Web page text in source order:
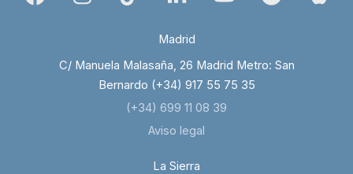
Madrid
C/ Manuela Malasaña, 26 Madrid Metro: San
Bernardo (+34) 917 55 75 35
(+34) 699 11 08 39
Aviso legal
La Sierra